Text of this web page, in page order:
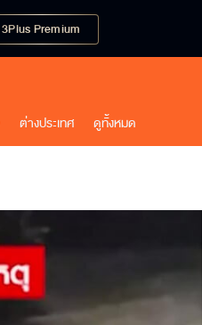
3Plus Premium
ต่างประเทศ ดูทั้งหมด